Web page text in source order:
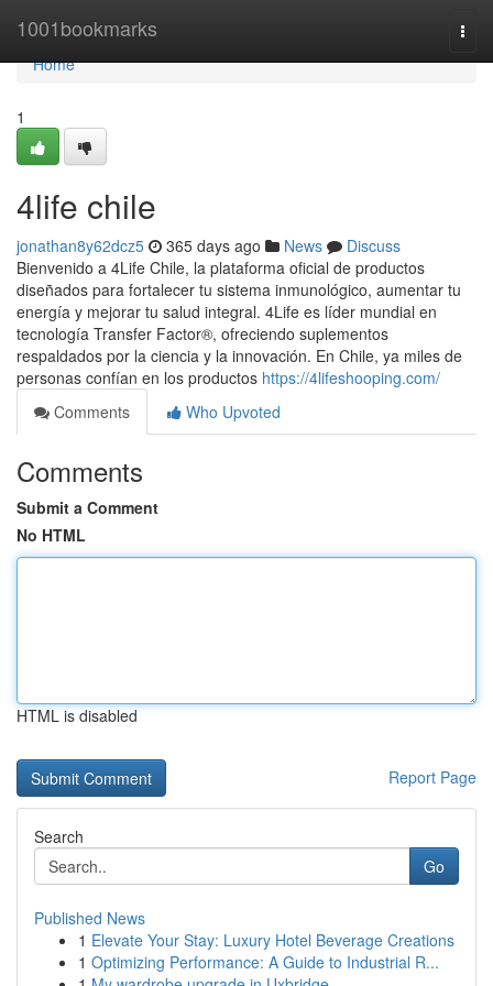
1001bookmarks
Home
Home
1
4life chile
jonathan8y62dcz5 365 days ago News
Discuss
Bienvenido a 4Life Chile, la plataforma oficial de productos
diseñados para fortalecer tu sistema inmunológico, aumentar tu
energía y mejorar tu salud integral. 4Life es líder mundial en
tecnología Transfer Factor®, ofreciendo suplementos
respaldados por la ciencia y la innovación. En Chile, ya miles de
personas confían en los productos https://4lifeshooping.com/
Comments
Who Upvoted
Comments
Submit a Comment
No HTML
HTML is disabled
Report Page
Search
Go
Published News
1 Elevate Your Stay: Luxury Hotel Beverage Creations
1 Optimizing Performance: A Guide to Industrial R...